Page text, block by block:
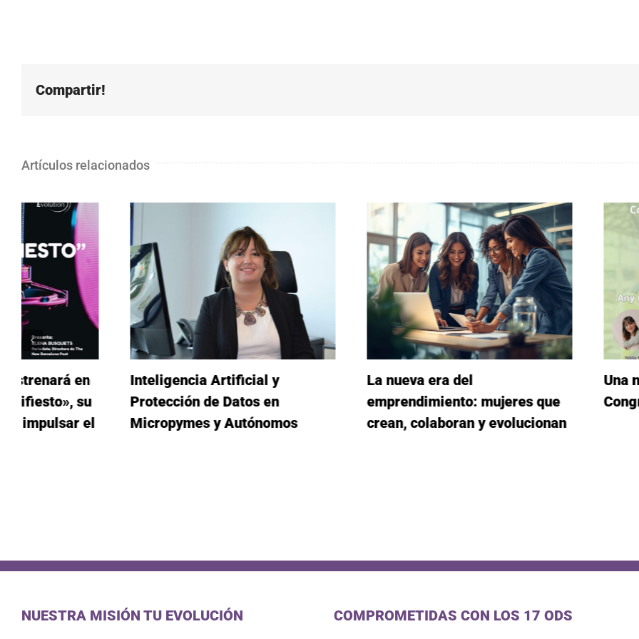
Compartir!
Artículos relacionados
Inteligencia Artificial y
Protección de Datos en
Micropymes y Autónomos
La nueva era del
emprendimiento: mujeres que
crean, colaboran y evolucionan
Una mirada
Congrés WE
NUESTRA MISIÓN TU EVOLUCIÓN COMPROMETIDAS CON LOS 17 ODS